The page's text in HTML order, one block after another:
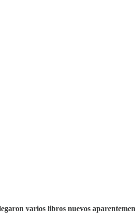
varios libros nuevos